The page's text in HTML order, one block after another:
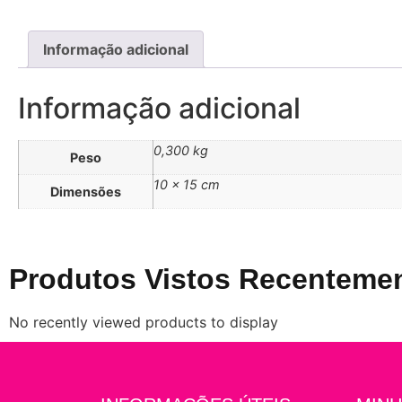
Informação adicional
Informação adicional
Peso 0,300 kg
Dimensões 10 × 15 cm
Produtos Vistos
No recently viewed products to display